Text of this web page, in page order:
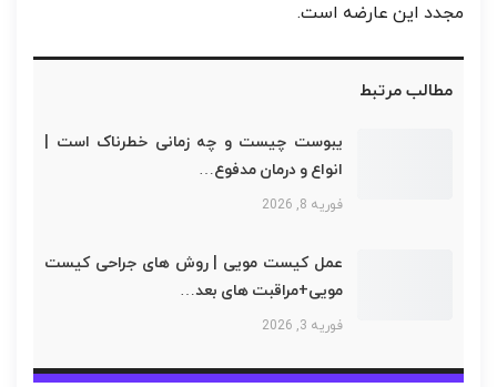
مجدد این عارضه است.
مطالب مرتبط
یبوست چیست و چه زمانی خطرناک است |
انواع و درمان مدفوع…
فوریه 8, 2026
عمل کیست مویی | روش های جراحی کیست
مویی+مراقبت های بعد…
فوریه 3, 2026